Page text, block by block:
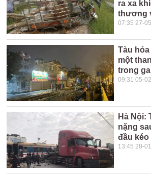
ra xa
thương
07:35 27-
Tàu
một
trong
09:31 05-
Hà Nội:
nặng
đầu kéo
13:45 28-